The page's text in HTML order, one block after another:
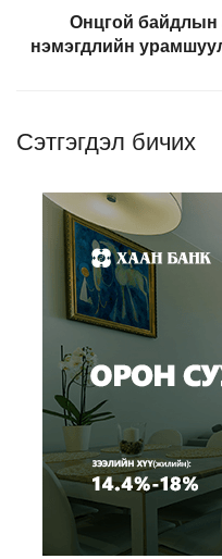
Онцгой байдлын
нэмэгдлийн
Сэтгэгдэл бичих